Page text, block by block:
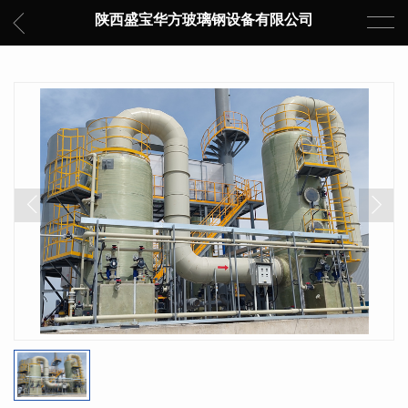
陕西盛宝华方玻璃钢设备有限公司